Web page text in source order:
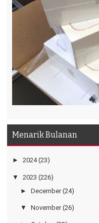
Menarik Bulanan
► 2024 (23)
▼ 2023 (226)
► December (24)
▼ November (26)